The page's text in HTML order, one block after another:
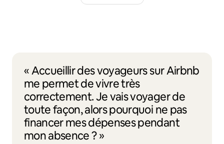
« Accueillir des voyageurs sur Airbnb
me permet de vivre très
correctement. Je vais voyager de
toute façon, alors pourquoi ne pas
financer mes dépenses pendant
mon absence ? »